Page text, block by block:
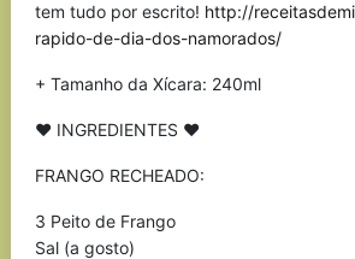
tem tudo por escrito! http://
rapido-de-dia-dos-namorados/
+ Tamanho da Xícara: 240ml
♥ INGREDIENTES ♥
FRANGO RECHEADO:
3 Peito de Frango
Sal (a gosto)